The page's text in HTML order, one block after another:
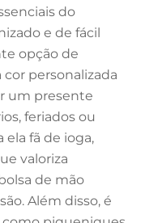
do
e de fácil
opção de
personalizada
um presente
feriados ou
ela fã de ioga,
valoriza
de mão
Além disso, é